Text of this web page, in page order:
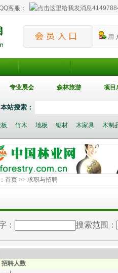
客服：
用
专业展会 森林旅游 项目
本站搜索：
竹木 地板 锯材 木家具 木制
首页 >> 求职与招聘
： 搜索范围：
招聘人数